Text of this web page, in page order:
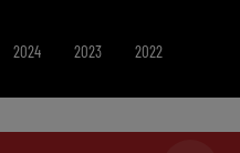
2024 2023 2022